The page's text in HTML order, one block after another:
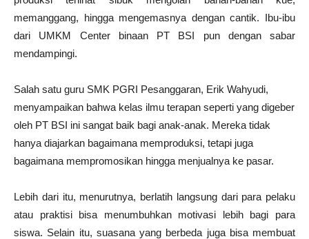
memanggang, hingga mengemasnya dengan cantik. Ibu-ibu
dari UMKM Center binaan PT BSI pun dengan sabar
mendampingi.
Salah satu guru SMK PGRI Pesanggaran, Erik Wahyudi,
menyampaikan bahwa kelas ilmu terapan seperti yang digeber
oleh PT BSI ini sangat baik bagi anak-anak. Mereka tidak
hanya diajarkan bagaimana memproduksi, tetapi juga
bagaimana mempromosikan hingga menjualnya ke pasar.
Lebih dari itu, menurutnya, berlatih langsung dari para pelaku
atau praktisi bisa menumbuhkan motivasi lebih bagi para
siswa. Selain itu, suasana yang berbeda juga bisa membuat